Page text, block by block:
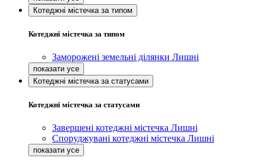
Котеджні містечка за типом
Котеджні містечка за типом
Заморожені земельні ділянки Лишні
Котеджні містечка за статусами
Котеджні містечка за статусами
Завершені котеджні містечка Лишні
Споруджувані котеджні містечка Лишні